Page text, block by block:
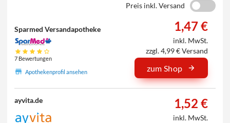
Preis inkl. Versand
Sparmed Versandapotheke
7 Bewertungen
Apothekenprofil ansehen
1,47 €
inkl. MwSt.
zzgl. 4,99 € Versand
zum Shop
ayvita.de 1,52 €
inkl. MwSt.